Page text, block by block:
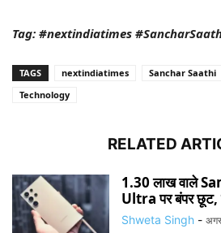
Tag: #nextindiatimes
TAGS nextindiatimes Sanchar Saathi
Technology
RELATED
1.30 लाख वाले
Ultra पर बंपर
Shweta Singh -